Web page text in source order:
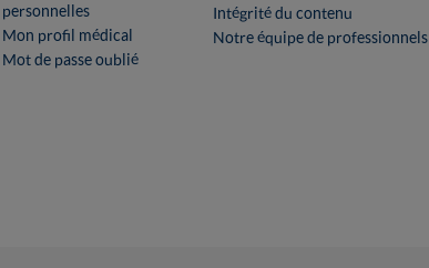
personnelles
Mon profil médical
Mot de passe oublié
Intégrité du contenu
Notre équipe de professionnels